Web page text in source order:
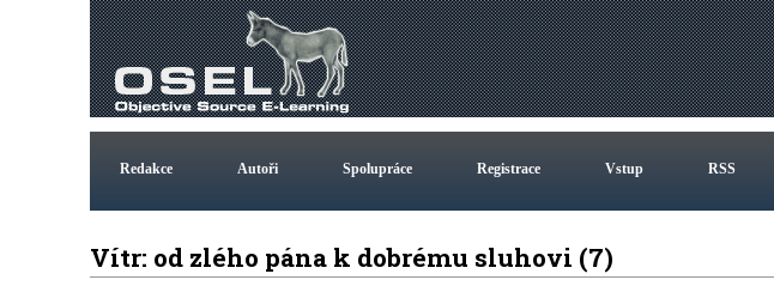
Redakce Autoři Spolupráce Registrace Vstup RSS
Vítr: od zlého pána k dobrému sluhovi (7)